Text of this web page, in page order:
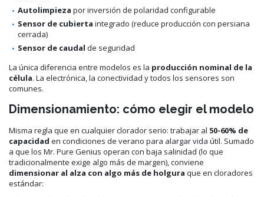
Autolimpieza por inversión de polaridad configurable
Sensor de cubierta integrado (reduce producción con persiana
cerrada)
Sensor de caudal de seguridad
La única diferencia entre modelos es la producción nominal de la
célula. La electrónica, la conectividad y todos los sensores son
comunes.
Dimensionamiento: cómo elegir el modelo
Misma regla que en cualquier clorador serio: trabajar al 50-60% de
capacidad en condiciones de verano para alargar vida útil. Sumado
a que los Mr. Pure Genius operan con baja salinidad (lo que
tradicionalmente exige algo más de margen), conviene
dimensionar al alza con algo más de holgura que en cloradores
estándar: